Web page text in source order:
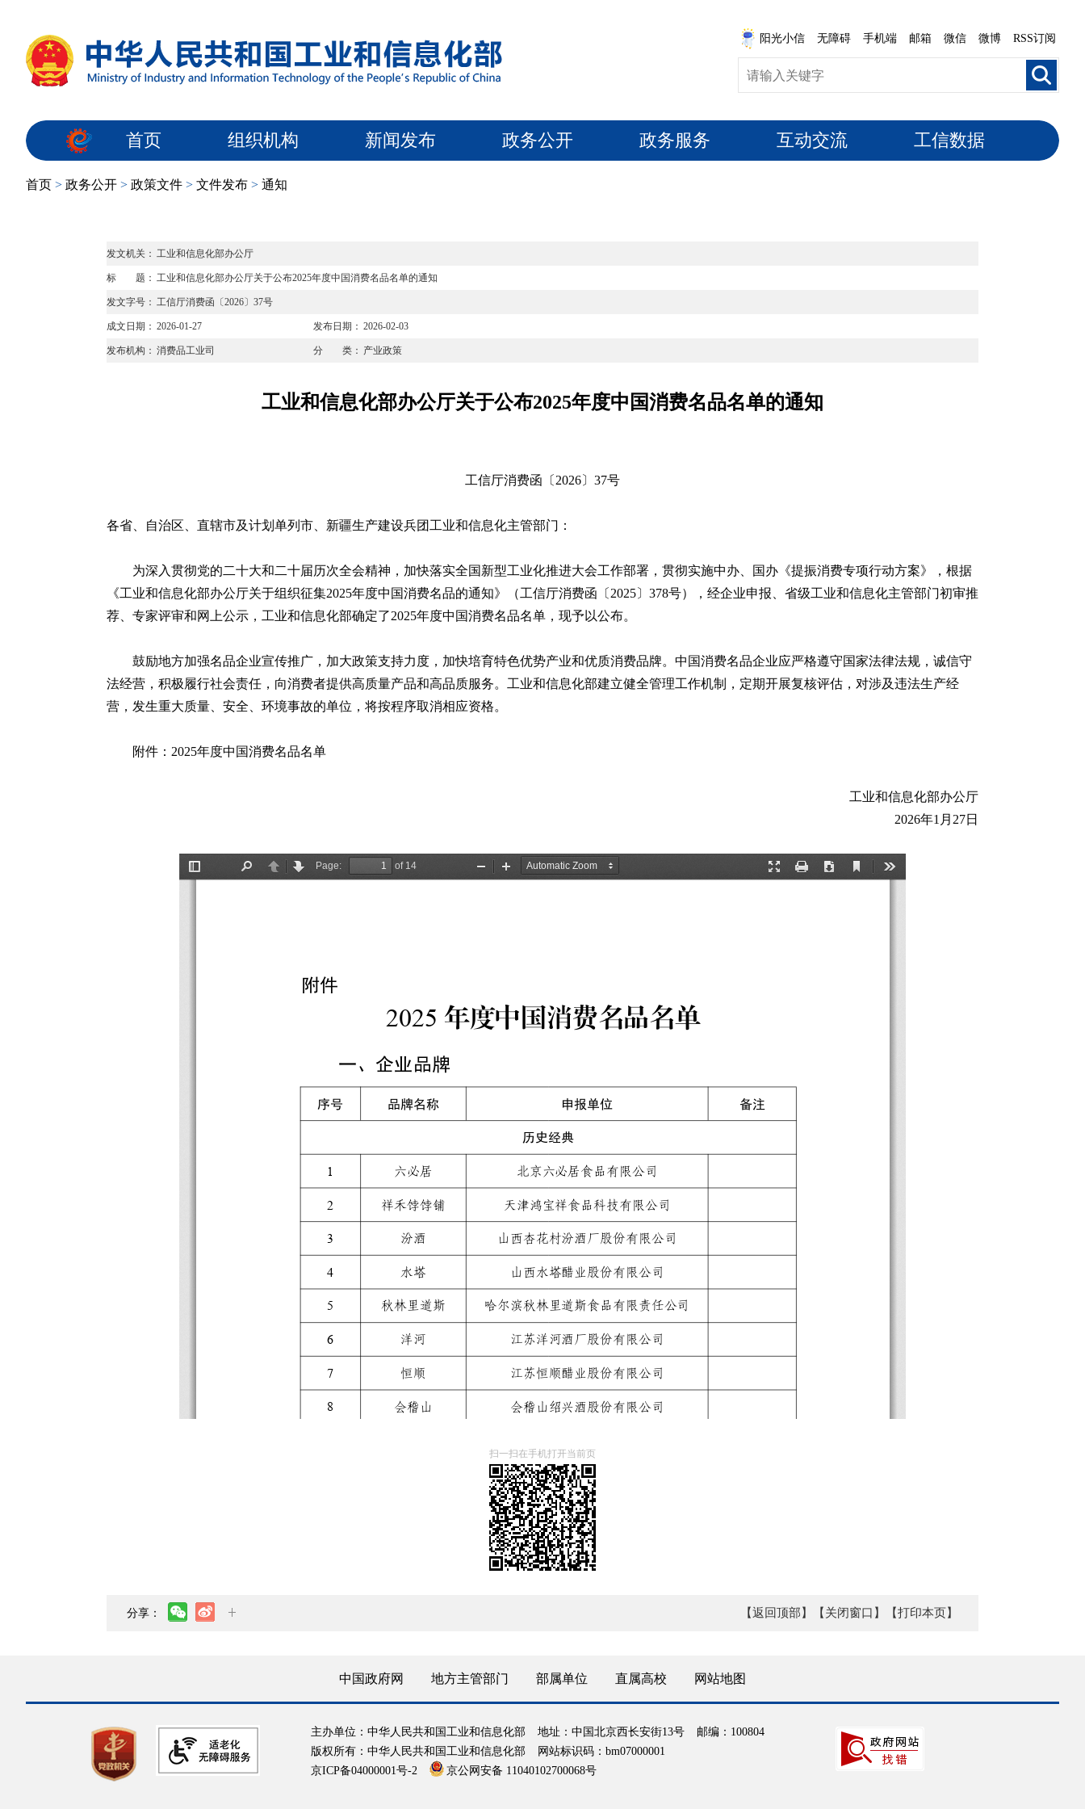
阳光小信 无障碍 手机端 邮箱 微信 微博 RSS订阅
首页 组织机构 新闻发布 政务公开 政务服务 互动交流 工信数据
首页 > 政务公开 > 政策文件 > 文件发布 > 通知
发文机关： 工业和信息化部办公厅
标 题： 工业和信息化部办公厅关于公布2025年度中国消费名品名单的通知
发文字号： 工信厅消费函〔2026〕37号
成文日期： 2026-01-27 发布日期： 2026-02-03
发布机构： 消费品工业司 分 类： 产业政策
工业和信息化部办公厅关于公布2025年度中国消费名品名单的通知
工信厅消费函〔2026〕37号
各省、自治区、直辖市及计划单列市、新疆生产建设兵团工业和信息化主管部门：
为深入贯彻党的二十大和二十届历次全会精神，加快落实全国新型工业化推进大会工作部署，贯彻实施中办、国办《提振消费专项行动方案》，根据
《工业和信息化部办公厅关于组织征集2025年度中国消费名品的通知》（工信厅消费函〔2025〕378号），经企业申报、省级工业和信息化主管部门初审推
荐、专家评审和网上公示，工业和信息化部确定了2025年度中国消费名品名单，现予以公布。
鼓励地方加强名品企业宣传推广，加大政策支持力度，加快培育特色优势产业和优质消费品牌。中国消费名品企业应严格遵守国家法律法规，诚信守
法经营，积极履行社会责任，向消费者提供高质量产品和高品质服务。工业和信息化部建立健全管理工作机制，定期开展复核评估，对涉及违法生产经
营，发生重大质量、安全、环境事故的单位，将按程序取消相应资格。
附件：2025年度中国消费名品名单
工业和信息化部办公厅
2026年1月27日
扫一扫在手机打开当前页
分享： 【返回顶部】 【关闭窗口】 【打印本页】
中国政府网 地方主管部门 部属单位 直属高校 网站地图
主办单位：中华人民共和国工业和信息化部 地址：中国北京西长安街13号
邮编：100804
版权所有：中华人民共和国工业和信息化部
网站标识码：bm07000001
京ICP备04000001号-2
京公网安备 11040102700068号